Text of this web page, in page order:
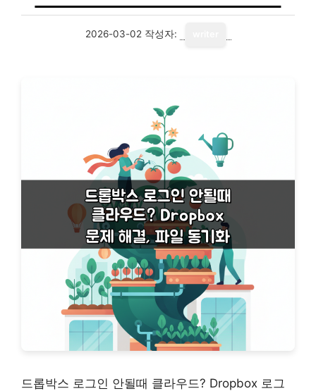
2026-03-02 작성자:
드롭박스 로그인 안될때 클라우드? Dropbox 로그